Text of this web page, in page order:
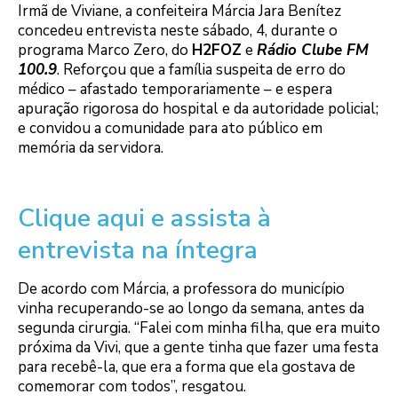
Irmã de Viviane, a confeiteira Márcia Jara Benítez
concedeu entrevista neste sábado, 4, durante o
programa Marco Zero, do H2FOZ e Rádio Clube FM
100.9. Reforçou que a família suspeita de erro do
médico – afastado temporariamente – e espera
apuração rigorosa do hospital e da autoridade policial;
e convidou a comunidade para ato público em
memória da servidora.
Clique aqui e assista à
entrevista na íntegra
De acordo com Márcia, a professora do município
vinha recuperando-se ao longo da semana, antes da
segunda cirurgia. “Falei com minha filha, que era muito
próxima da Vivi, que a gente tinha que fazer uma festa
para recebê-la, que era a forma que ela gostava de
comemorar com todos”, resgatou.